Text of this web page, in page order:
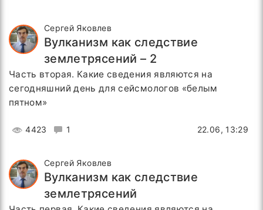
Сергей Яковлев
Вулканизм как следствие
землетрясений – 2
Часть вторая. Какие сведения являются на
сегодняшний день для сейсмологов «белым
пятном»
4423 1 22.06, 13:29
Сергей Яковлев
Вулканизм как следствие
землетрясений